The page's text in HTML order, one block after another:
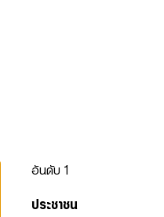
อันดับ 1
ประชาชน